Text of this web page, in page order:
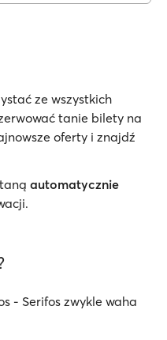
ze wszystkich
tanie bilety na
oferty i znajdź
automatycznie
- Serifos zwykle waha